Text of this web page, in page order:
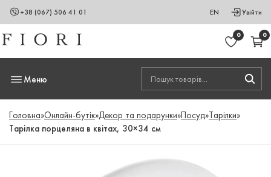
+38 (067) 506 41 01 EN Увійти
0 0
Меню
Головна»Онлайн-бутік»Декор та подарунки»Посуд»Тарілки»
Тарілка порцеляна в квітах, 30×34 cм